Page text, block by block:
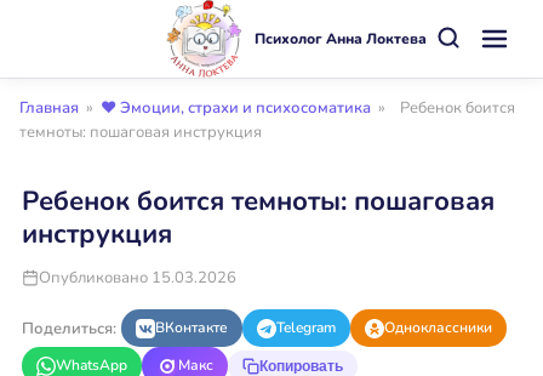
Психолог Анна Локтева
Главная » ❤️ Эмоции, страхи и психосоматика »
Ребенок боится
темноты: пошаговая инструкция
Ребенок боится темноты: пошаговая
инструкция
Опубликовано 15.03.2026
Поделиться: ВКонтакте Telegram
Одноклассники
WhatsApp
Макс Копировать